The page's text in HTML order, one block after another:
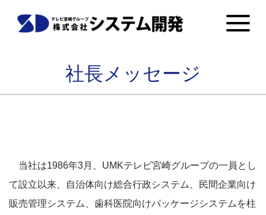
社長メッセージ
当社は1986年3月、UMKテレビ宮崎グループの一員とし
て設立以来、自治体向け総合行政システム、民間企業向け
販売管理システム、歯科医院向けパッケージシステムを柱